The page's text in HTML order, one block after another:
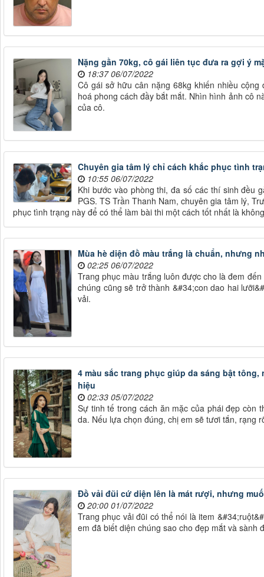
Nặng gần 70kg, cô gái liên tục đưa ra gợi ý
18:37 06/07/2022
Cô gái sở hữu cân nặng 68kg khiến nhiều
hoá phong cách đầy bắt mắt. Nhìn hình ảnh cô
của cô.
Chuyên gia tâm lý chỉ cách khắc phục tình
10:55 06/07/2022
Khi bước vào phòng thi, đa số các thí sinh đều
PGS. TS Trần Thanh Nam, chuyên gia tâm lý,
phục tình trạng này để có thể làm bài thi một cách tốt nhất là
Mùa hè diện đồ màu trắng là chuẩn, nhưng
02:25 06/07/2022
Trang phục màu trắng luôn được cho là đem
chúng cũng sẽ trở thành &#34;con dao hai
vải.
4 màu sắc trang phục giúp da sáng bật
hiệu
02:33 05/07/2022
Sự tinh tế trong cách ăn mặc của phái đẹp còn
da. Nếu lựa chọn đúng, chị em sẽ tươi tắn, rạng
Đồ vải đũi cứ diện lên là mát rượi, nhưng
20:00 01/07/2022
Trang phục vải đũi có thể nói là item
em đã biết diện chúng sao cho đẹp mắt và sành